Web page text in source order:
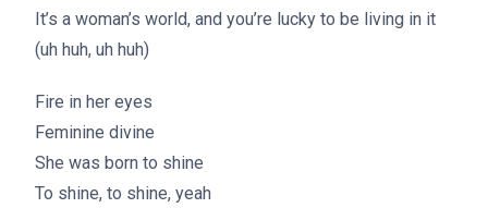
It’s a woman’s world, and you’re lucky to be living in it
(uh huh, uh huh)
Fire in her eyes
Feminine divine
She was born to shine
To shine, to shine, yeah